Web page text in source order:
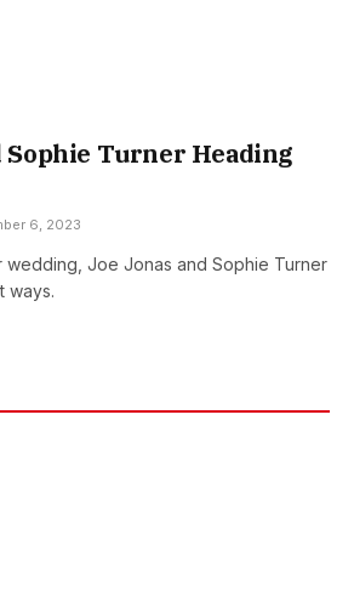
Sophie Turner Heading
6, 2023
wedding, Joe Jonas and Sophie Turner
ways.